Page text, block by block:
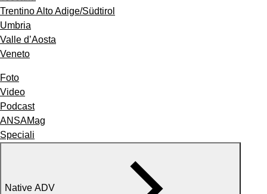
Trentino Alto Adige/Südtirol
Umbria
Valle d’Aosta
Veneto
Foto
Video
Podcast
ANSAMag
Speciali
Native ADV